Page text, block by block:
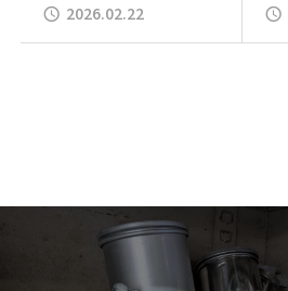
2026.02.22